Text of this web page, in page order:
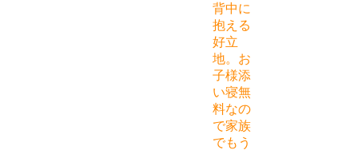
背中に
抱える
好立
地。お
子様添
い寝無
料なの
で家族
でもう